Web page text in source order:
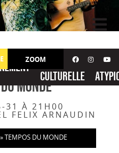
ZOOM
Action
culturelle
MONDE
31 À 21H00
FELIX ARNAUDIN
TEMPOS DU MONDE